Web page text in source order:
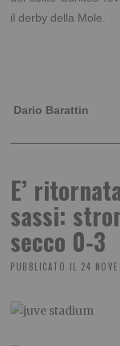
il derby della Mole.
Dario Barattin
E’
sassi:
secco 0-3
PUBBLICATO IL 24